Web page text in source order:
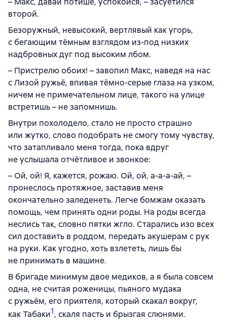
второй.
Безоружный, невысокий, вертлявый как угорь,
с бегающим тёмным взглядом из-под низких
надбровных дуг под высоким лбом.
– Пристрелю обоих! – завопил Макс, наведя на нас
с Лизой ружьё, впивая тёмно-серые глаза на узком,
ничем не примечательном лице, такого на улице
встретишь – не запомнишь.
Внутри похолодело, стало не просто страшно
или жутко, слово подобрать не смогу тому чувству,
что затапливало меня тогда, пока вдруг
не услышала отчётливое и звонкое:
– Ой, ой! Я, кажется, рожаю. Ой, ой, а-а-а-ай, –
пронеслось протяжное, заставив меня
окончательно заледенеть. Легче бомжам оказать
помощь, чем принять одни роды. На роды всегда
неслись так, словно пятки жгло. Старались изо всех
сил доставить в роддом, передать акушерам с рук
на руки. Как угодно, хоть взлететь, лишь бы
не принимать в машине.
В бригаде минимум двое медиков, а я была совсем
одна, не считая роженицы, пьяного мудака
с ружьём, его приятеля, который скакал вокруг,
как Табаки1, скаля пасть и брызгая слюнями.